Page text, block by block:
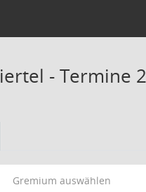
- Termine
Gremium auswählen